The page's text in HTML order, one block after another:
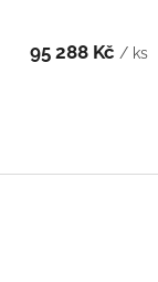
95 288 Kč / ks